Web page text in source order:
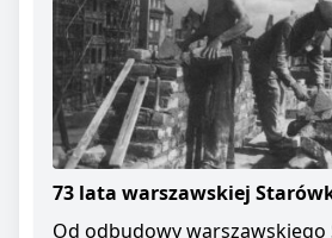
73 lata warszawskiej
Od odbudowy warszawskiego